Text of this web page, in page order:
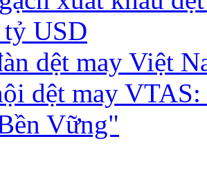
tỷ USD
dệt may Việt
dệt may
Vững"